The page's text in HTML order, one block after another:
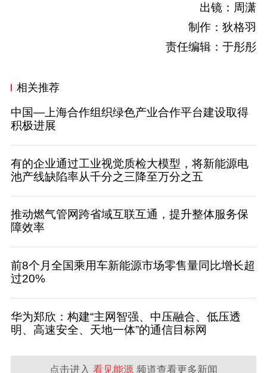
出镜：周潇
制作：狄格羽
责任编辑：于彤彤
相关推荐
中国—上海合作组织绿色产业合作平台建设取得
积极进展
有的企业通过工业视觉质检大模型，将新能源电
池产线缺陷率从千分之三降至万分之五
推动燃气管网跨省域互联互通，提升整体服务保
障效率
前8个月全国乘用车新能源市场零售量同比增长超
过20%
华为郑欣：构建“主网智强、中压融合、低压透
明、高速安全、天地一体”的通信目标网
点击进入 看见能源 频道查看更多新闻